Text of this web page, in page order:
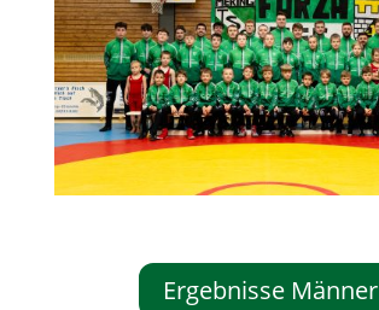
Ergebnisse Männer